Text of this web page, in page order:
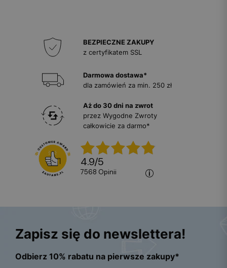
BEZPIECZNE ZAKUPY
z certyfikatem SSL
Darmowa dostawa*
dla zamówień za min. 250 zł
Aż do 30 dni na zwrot
przez Wygodne Zwroty
całkowicie za darmo*
4.9/5
7568 opinii
Zapisz się do newslettera!
Odbierz 10% rabatu na pierwsze zakupy*